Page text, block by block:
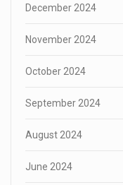
December 2024
November 2024
October 2024
September 2024
August 2024
June 2024